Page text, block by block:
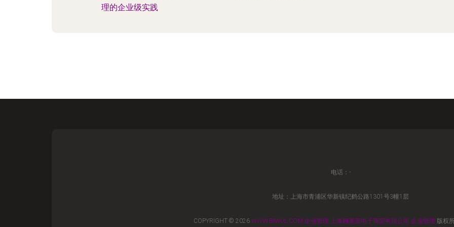
理的企业级实践
电话：-
地址：上海市青浦区华新镇纪鹤公路1301号3幢1层
COPYRIGHT © 2026 WWW.BIWUL.COM 企业管理 上海顾墨萤电子商贸有限公司 企业管理 版权